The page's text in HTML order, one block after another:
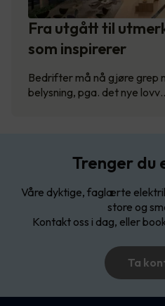
Fra utgått til
som inspirerer
Bedrifter må nå gjøre grep
belysning, pga. det nye
Trenger du
Våre dyktige, faglærte
store og
Kontakt oss i dag, eller
Ta